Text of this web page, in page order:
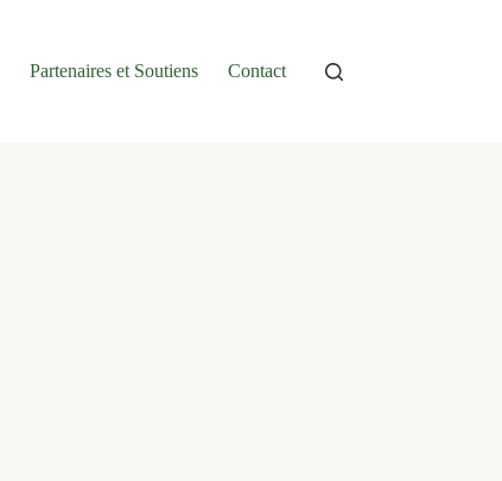
Partenaires et Soutiens Contact